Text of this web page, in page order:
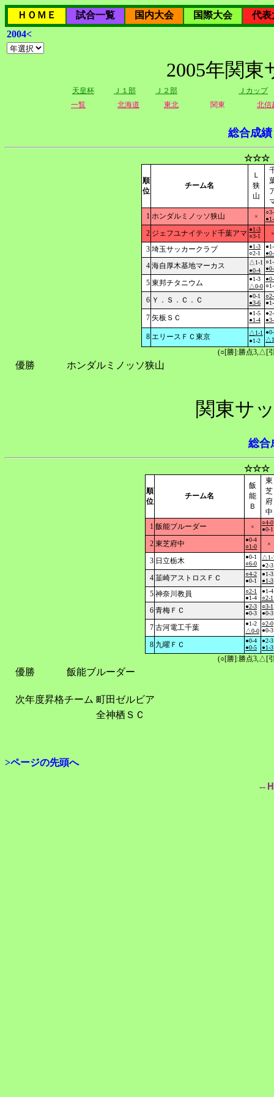
ＨＯＭＥ 試合一覧 国内大会 国際大会
代表
2004<
2005年関
天皇杯 Ｊ１部 Ｊ２部
Ｊカップ
一覧
北海道 東北 関東 北信
総合成績
☆☆☆
順
位
チーム名
Ｌ
狭
山
1 ホンダルミノッソ狭山 ×
2 ジェフユナイテッド千葉アマ ●1-3
○3-1
×
3 埼玉サッカークラブ
●1-3
○2-1
4 海自厚木基地マーカス
△1-1
●0-4
5 東邦チタニウム
●1-3
△0-0
6 Ｙ．Ｓ．Ｃ．Ｃ
●0-1
●3-6
7 矢板ＳＣ
●1-5
●1-4
8 エリースＦＣ東京
△1-1
●1-2
(○[勝]:勝点3,△[
優勝 ホンダルミノッソ狭山
関東サ
総合
☆☆☆
順
位
チーム名
飯
能
Ｂ
東
芝
府
中
1 飯能ブルーダー ×
○4-0
●0-1
2 東芝府中
●0-4
○1-0
×
3 日立栃木
●0-1
○6-0
△1-
●2-3
4 韮崎アストロスＦＣ
○4-2
●0-1
●1-3
●1-3
5 神奈川教員
○2-1
●1-4
●1-4
○2-1
6 青梅ＦＣ
●2-3
●0-3
○3-1
●0-3
7 古河電工千葉
●1-2
△0-0
○2-0
●0-3
8 九曜ＦＣ
●0-4
●0-5
●2-3
●1-3
(○[勝]:勝点3,△[
優勝 飯能ブルーダー
次年度昇格チーム 町田ゼルビア
全神栖ＳＣ
>ページの先頭へ
--